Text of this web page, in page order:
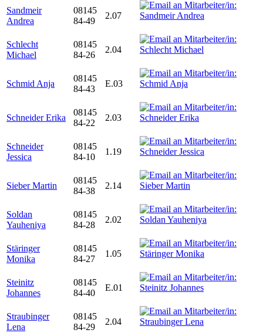
Sandmeir
Andrea
08145
84-49
2.07
Schlecht
Michael
08145
84-26
2.04
Schmid Anja
08145
84-43
E.03
Schneider Erika
08145
84-22
2.03
Schneider
Jessica
08145
84-10
1.19
Sieber Martin
08145
84-38
2.14
Soldan
Yauheniya
08145
84-28
2.02
Stäringer
Monika
08145
84-27
1.05
Steinitz
Johannes
08145
84-40
E.01
Straubinger
Lena
08145
84-29
2.04